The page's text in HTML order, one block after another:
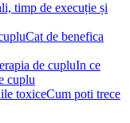
timp de execuție și
Cat de benefica
In ce
cuplu
Cum poti trece